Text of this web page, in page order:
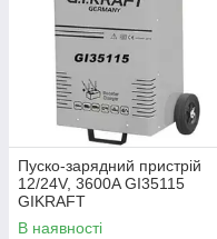
Пуско-зарядний пристрій
12/24V, 3600A GI35115
GIKRAFT
В наявності